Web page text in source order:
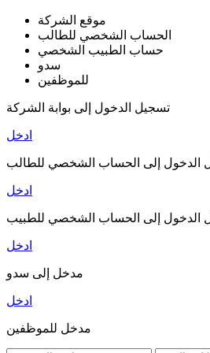
موقع الشركة
الحساب الشخصي للطالب
حساب الطبيب الشخصي
سدو
للموظفين
تسجيل الدخول إلى بوابة الشركة
ادخل
الدخول إلى الحساب الشخصي للطالب
ادخل
الدخول إلى الحساب الشخصي للطبيب
ادخل
مدخل إلى سدو
ادخل
مدخل للموظفين